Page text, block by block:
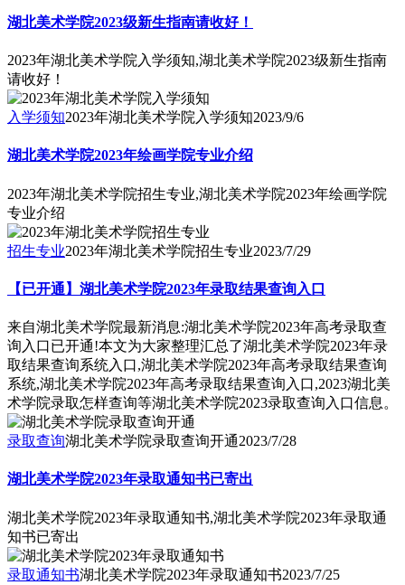
湖北美术学院2023级新生指南请收好！
2023年湖北美术学院入学须知,湖北美术学院2023级新生指南
请收好！
入学须知2023年湖北美术学院入学须知2023/9/6
湖北美术学院2023年绘画学院专业介绍
2023年湖北美术学院招生专业,湖北美术学院2023年绘画学院
专业介绍
招生专业2023年湖北美术学院招生专业2023/7/29
【已开通】湖北美术学院2023年录取结果查询入口
来自湖北美术学院最新消息:湖北美术学院2023年高考录取查
询入口已开通!本文为大家整理汇总了湖北美术学院2023年录
取结果查询系统入口,湖北美术学院2023年高考录取结果查询
系统,湖北美术学院2023年高考录取结果查询入口,2023湖北美
术学院录取怎样查询等湖北美术学院2023录取查询入口信息。
录取查询湖北美术学院录取查询开通2023/7/28
湖北美术学院2023年录取通知书已寄出
湖北美术学院2023年录取通知书,湖北美术学院2023年录取通
知书已寄出
录取通知书湖北美术学院2023年录取通知书2023/7/25